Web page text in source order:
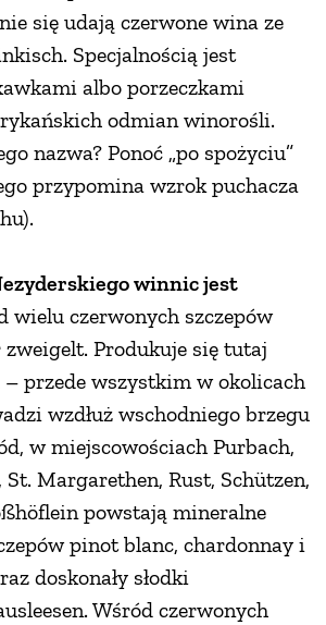
się udają czerwone wina ze
Specjalnością jest
albo porzeczkami
odmian winorośli.
nazwa? Ponoć „po spożyciu”
przypomina wzrok puchacza
winnic jest
wielu czerwonych szczepów
Produkuje się tutaj
– przede wszystkim w okolicach
wzdłuż wschodniego brzegu
w miejscowościach Purbach,
Margarethen, Rust, Schützen,
powstają mineralne
pinot blanc, chardonnay i
doskonały słodki
Wśród czerwonych